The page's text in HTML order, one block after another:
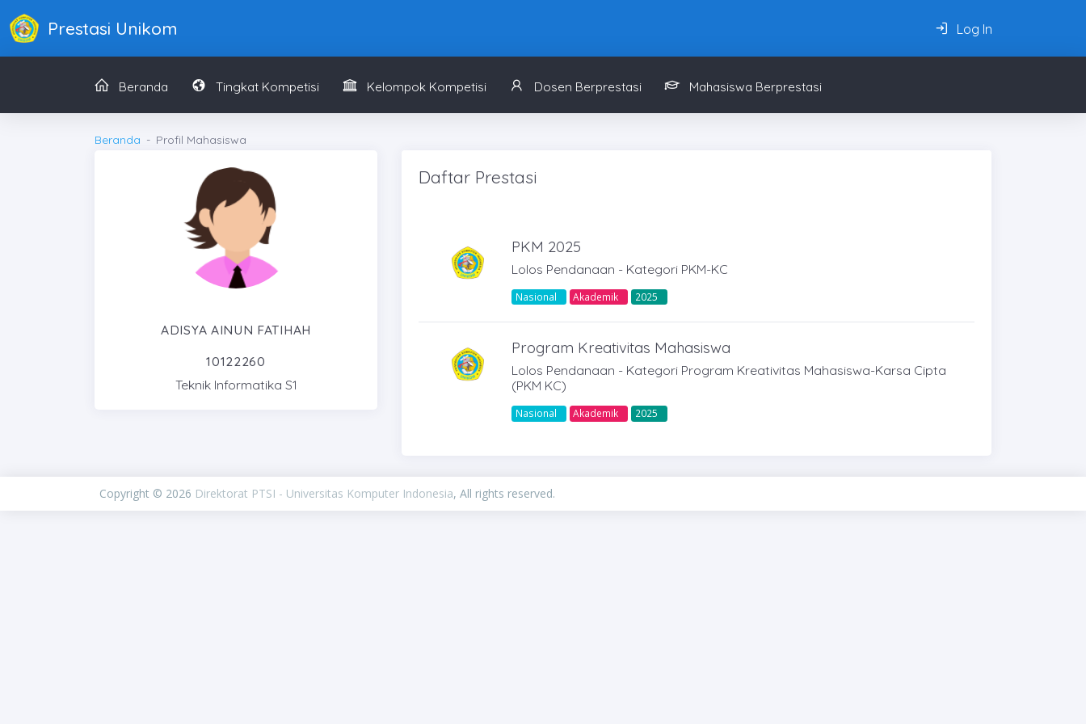
Prestasi Unikom Log In
Beranda Tingkat Kompetisi Kelompok Kompetisi Dosen Berprestasi Mahasiswa Berprestasi
Beranda Profil Mahasiswa
ADISYA AINUN FATIHAH
10122260
Teknik Informatika S1
Daftar Prestasi
PKM 2025
Lolos Pendanaan - Kategori PKM-KC
Nasional Akademik 2025
Program Kreativitas Mahasiswa
Lolos Pendanaan - Kategori Program Kreativitas Mahasiswa-Karsa Cipta
(PKM KC)
Nasional Akademik 2025
Copyright © 2026 Direktorat PTSI - Universitas Komputer Indonesia, All rights reserved.